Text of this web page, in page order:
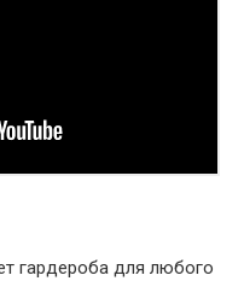
гардероба для любого